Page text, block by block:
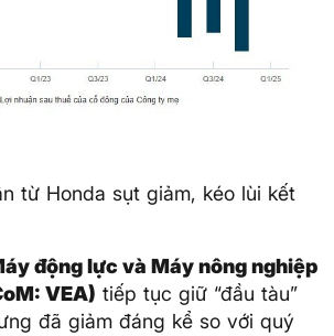
từ Honda sụt giảm, kéo lùi kết
động lực và Máy nông nghiệp
VEA) tiếp tục giữ “đầu tàu”
đã giảm đáng kể so với quý